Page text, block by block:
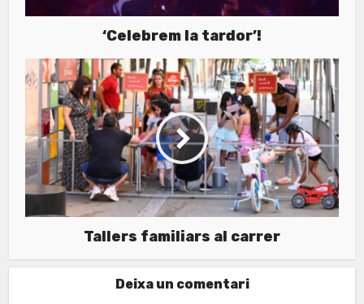
‘Celebrem la tardor’!
Tallers familiars al carrer
Deixa un comentari